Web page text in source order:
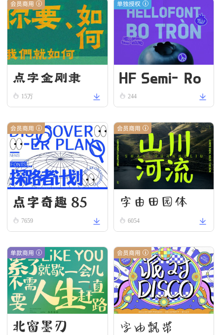
会员商用
点字金刚隶
15万
单独授权
HF Semi-Ro
und VN Bold
244
会员商用
点字奇趣 85
7659
会员商用
字由田园体
6054
单款商用
北窗墨刃
会员商用
字由飘带